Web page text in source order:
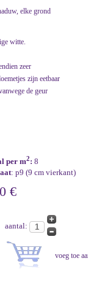
elke grond
witte.
zeer
zijn eetbaar
de geur
per m2: 8
: p9 (9 cm vierkant)
€
aantal: